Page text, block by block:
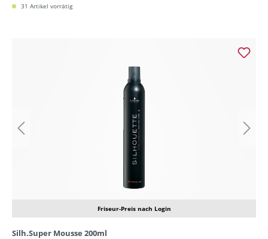
31 Artikel vorrätig
Friseur-Preis nach Login
Silh.Super Mousse 200ml